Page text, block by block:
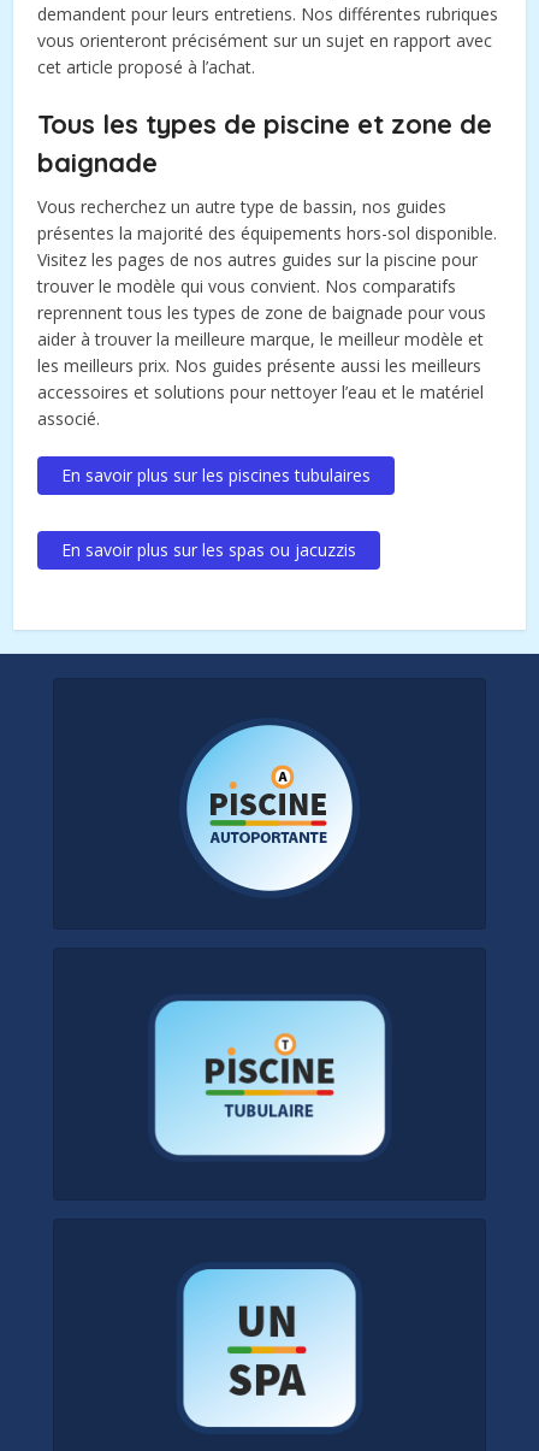
demandent pour leurs entretiens. Nos différentes rubriques
vous orienteront précisément sur un sujet en rapport avec
cet article proposé à l’achat.
Tous les types de piscine et zone de
baignade
Vous recherchez un autre type de bassin, nos guides
présentes la majorité des équipements hors-sol disponible.
Visitez les pages de nos autres guides sur la piscine pour
trouver le modèle qui vous convient. Nos comparatifs
reprennent tous les types de zone de baignade pour vous
aider à trouver la meilleure marque, le meilleur modèle et
les meilleurs prix. Nos guides présente aussi les meilleurs
accessoires et solutions pour nettoyer l’eau et le matériel
associé.
En savoir plus sur les piscines tubulaires
En savoir plus sur les spas ou jacuzzis